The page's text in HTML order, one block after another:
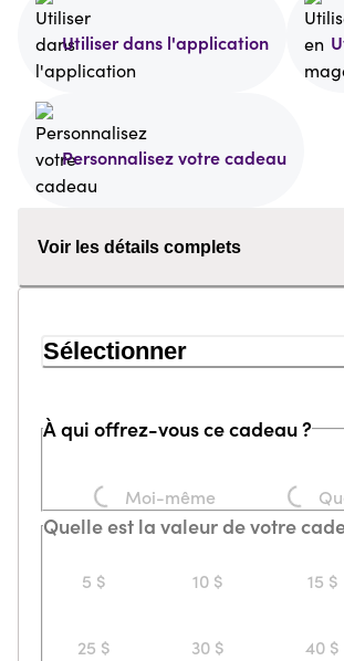
Utiliser dans l'application
Personnalisez votre cadeau
Voir les détails complets
Sélectionner
À qui offrez-vous ce cadeau ?
Loading...Moi-même Loading...
Quelle est la valeur de votre
5 $ 10 $ 15 $
25 $ 30 $ 40 $